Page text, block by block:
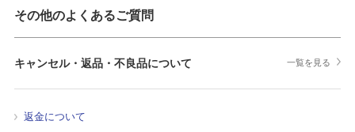
その他のよくあるご質問
キャンセル・返品・不良品について 一覧を見る
返金について